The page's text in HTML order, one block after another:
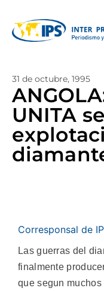
31 de octubre, 1995
UNITA
Corresponsal de
Las guerras del
finalmente
que segun